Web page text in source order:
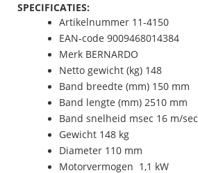
SPECIFICATIES:
Artikelnummer 11-4150
EAN-code 9009468014384
Merk BERNARDO
Netto gewicht (kg) 148
Band breedte (mm) 150 mm
Band lengte (mm) 2510 mm
Band snelheid msec 16 m/sec
Gewicht 148 kg
Diameter 110 mm
Motorvermogen 1,1 kW